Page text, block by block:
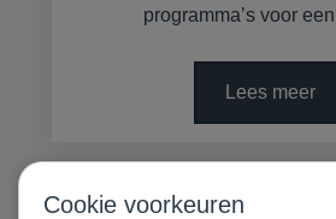
programma’s voor
Lees meer
Cookie voorkeuren